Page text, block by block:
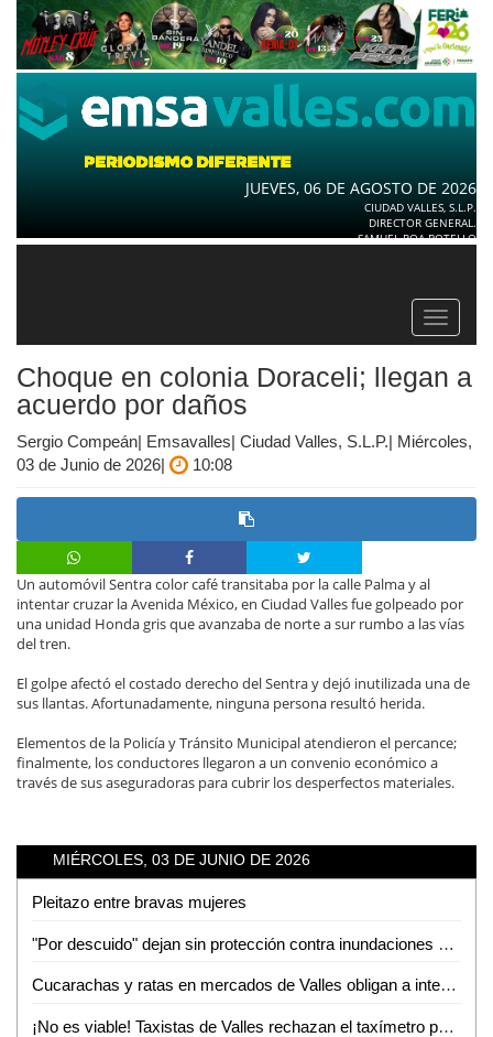
JUEVES, 06 DE AGOSTO DE 2026
CIUDAD VALLES, S.L.P.
DIRECTOR GENERAL.
SAMUEL ROA BOTELLO
Toggle
Choque en colonia Doraceli; llegan a
acuerdo por daños
Sergio Compeán| Emsavalles| Ciudad Valles, S.L.P.| Miércoles,
03 de Junio de 2026|
10:08
Un automóvil Sentra color café transitaba por la calle Palma y al
intentar cruzar la Avenida México, en Ciudad Valles fue golpeado por
una unidad Honda gris que avanzaba de norte a sur rumbo a las vías
del tren.
El golpe afectó el costado derecho del Sentra y dejó inutilizada una de
sus llantas. Afortunadamente, ninguna persona resultó herida.
Elementos de la Policía y Tránsito Municipal atendieron el percance;
finalmente, los conductores llegaron a un convenio económico a
través de sus aseguradoras para cubrir los desperfectos materiales.
MIÉRCOLES, 03 DE JUNIO DE 2026
Pleitazo entre bravas mujeres
"Por descuido" dejan sin protección contra inundaciones a colonias de Tamuín
Cucarachas y ratas en mercados de Valles obligan a intensas jornadas de sanitización
¡No es viable! Taxistas de Valles rechazan el taxímetro por baja demanda de viajes